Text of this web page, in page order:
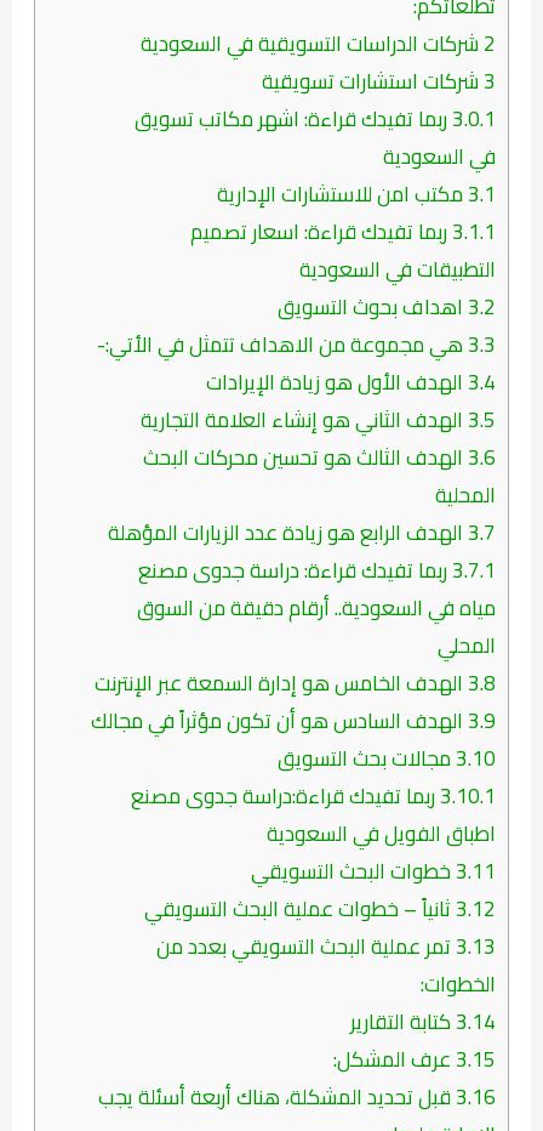
2شركات الدراسات التسويقية في السعودية
3شركات استشارات تسويقية
3.0.1ربما تفيدك قراءة: اشهر مكاتب تسويق
في السعودية
3.1مكتب امن للاستشارات الإدارية
3.1.1ربما تفيدك قراءة: اسعار تصميم
التطبيقات في السعودية
3.2 اهداف بحوث التسويق
3.3هي مجموعة من الاهداف تتمثل في الأتي:-
3.4 الهدف الأول هو زيادة الإيرادات
3.5 الهدف الثاني هو إنشاء العلامة التجارية
3.6 الهدف الثالث هو تحسين محركات البحث
المحلية
3.7 الهدف الرابع هو زيادة عدد الزيارات المؤهلة
3.7.1ربما تفيدك قراءة: دراسة جدوى مصنع
مياه في السعودية.. أرقام دقيقة من السوق
المحلي
3.8 الهدف الخامس هو إدارة السمعة عبر الإنترنت
3.9 الهدف السادس هو أن تكون مؤثراً في مجالك
3.10مجالات بحث التسويق
3.10.1ربما تفيدك قراءة:دراسة جدوى مصنع
اطباق الفويل في السعودية
3.11خطوات البحث التسويقي
3.12ثانياً – خطوات عملية البحث التسويقي
3.13تمر عملية البحث التسويقي بعدد من
الخطوات:
3.14كتابة التقارير
3.15عرف المشكل:
3.16قبل تحديد المشكلة، هناك أربعة أسئلة يجب